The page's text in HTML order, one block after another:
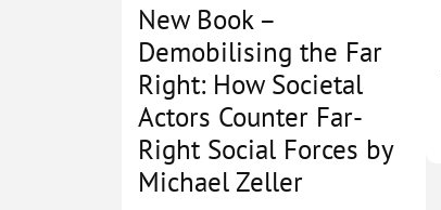
New Book –
Demobilising the Far
Right: How Societal
Actors Counter Far-
Right Social Forces by
Michael Zeller